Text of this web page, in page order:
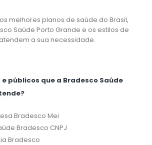
melhores planos de saúde do Brasil,
Saúde Porto Grande e os estilos de
a sua necessidade.
e públicos que a Bradesco Saúde
Bradesco Mei
Bradesco CNPJ
Bradesco